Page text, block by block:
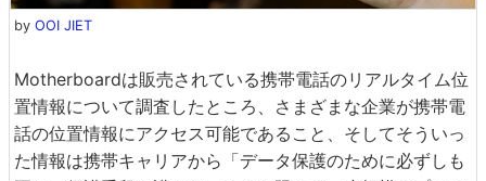
by OOI JIET
Motherboardは販売されている携帯電話のリアルタイム位
置情報について調査したところ、さまざまな企業が携帯電
話の位置情報にアクセス可能であること、そしてそういっ
た情報は携帯キャリアから「データ保護のために必ずしも